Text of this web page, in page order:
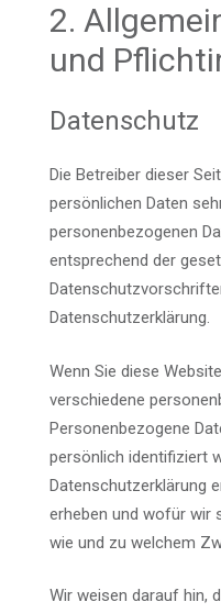
2.
und
Datenschutz
Die Betreiber dieser
persönlichen Daten
personenbezogenen
entsprechend der
Datenschutzerklärung.
Wenn Sie diese
verschiedene
Personenbezogene
persönlich identifiziert
Datenschutzerklärung
erheben und wofür wir
wie und zu welchem
Wir weisen darauf hin,